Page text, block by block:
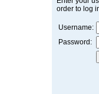
order to log
Username:
Password: